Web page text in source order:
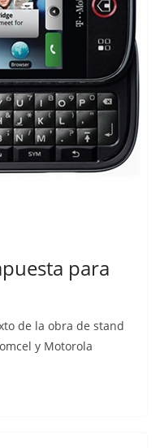
para
de la obra de stand
y Motorola